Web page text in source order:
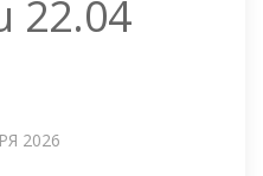
22.04
2026